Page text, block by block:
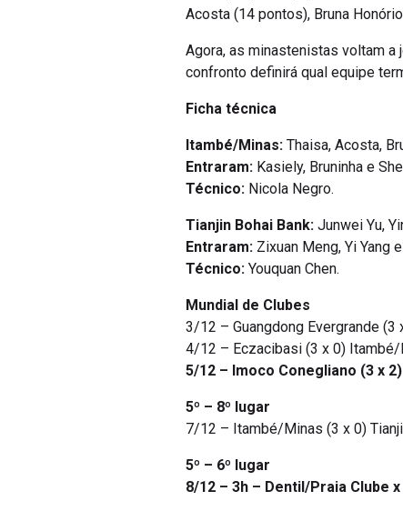
Acosta (14 pontos), Bruna
Agora, as minastenistas voltam a
confronto definirá qual equipe
Ficha técnica
Itambé/Minas: Thaisa, Acosta,
Entraram: Kasiely, Bruninha e
Técnico: Nicola Negro.
Tianjin Bohai Bank: Junwei Yu,
Entraram: Zixuan Meng, Yi Yang
Técnico: Youquan Chen.
Mundial de Clubes
3/12 – Guangdong Evergrande
4/12 – Eczacibasi (3 x 0)
5/12 – Imoco Conegliano (3 x
5º – 8º lugar
7/12 – Itambé/Minas (3 x 0)
5º – 6º lugar
8/12 – 3h – Dentil/Praia Clube